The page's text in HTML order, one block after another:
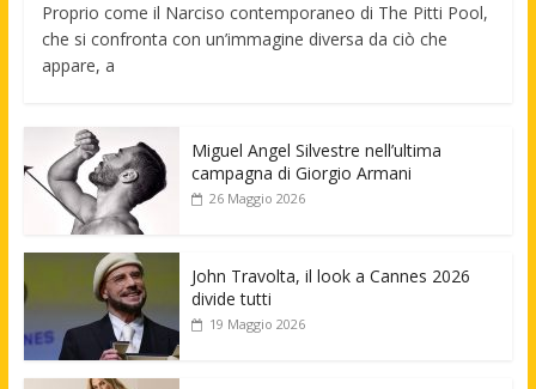
Proprio come il Narciso contemporaneo di The Pitti Pool,
che si confronta con un’immagine diversa da ciò che
appare, a
Miguel Angel Silvestre nell’ultima
campagna di Giorgio Armani
26 Maggio 2026
John Travolta, il look a Cannes 2026
divide tutti
19 Maggio 2026